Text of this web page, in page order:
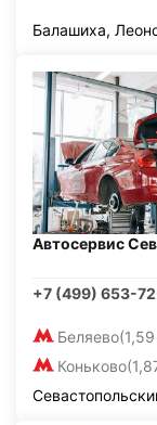
Балашиха,
Автосервис
+7 (499) 653-
Беляево
Коньково